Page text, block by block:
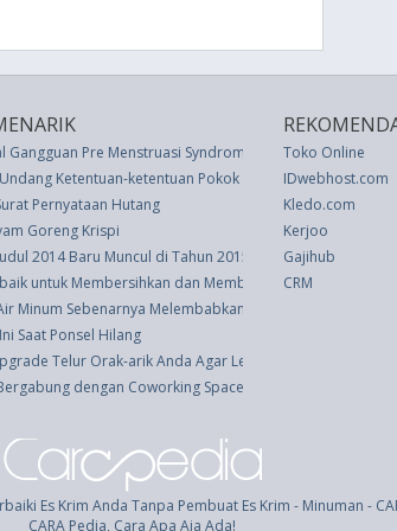
Gangguan Pre Menstruasi Syndrome
Ketentuan-ketentuan Pokok Kejaksaan Republik
Pernyataan Hutang
Goreng Krispi
2014 Baru Muncul di Tahun 2015, Mengapa?
untuk Membersihkan dan Membasmi Talenan Plastik
Minum Sebenarnya Melembabkan Kulit Kering?
Saat Ponsel Hilang
Telur Orak-arik Anda Agar Lebih Menarik
dengan Coworking Space Sepadan dengan
Toko Online
IDwebhost.com
Kledo.com
Kerjoo
Gajihub
CRM
Es Krim Anda Tanpa Pembuat Es Krim - Minuman -
CARA Pedia, Cara Apa Aja Ada!